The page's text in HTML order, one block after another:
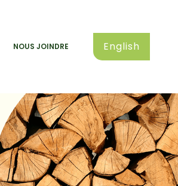
NOUS JOINDRE English